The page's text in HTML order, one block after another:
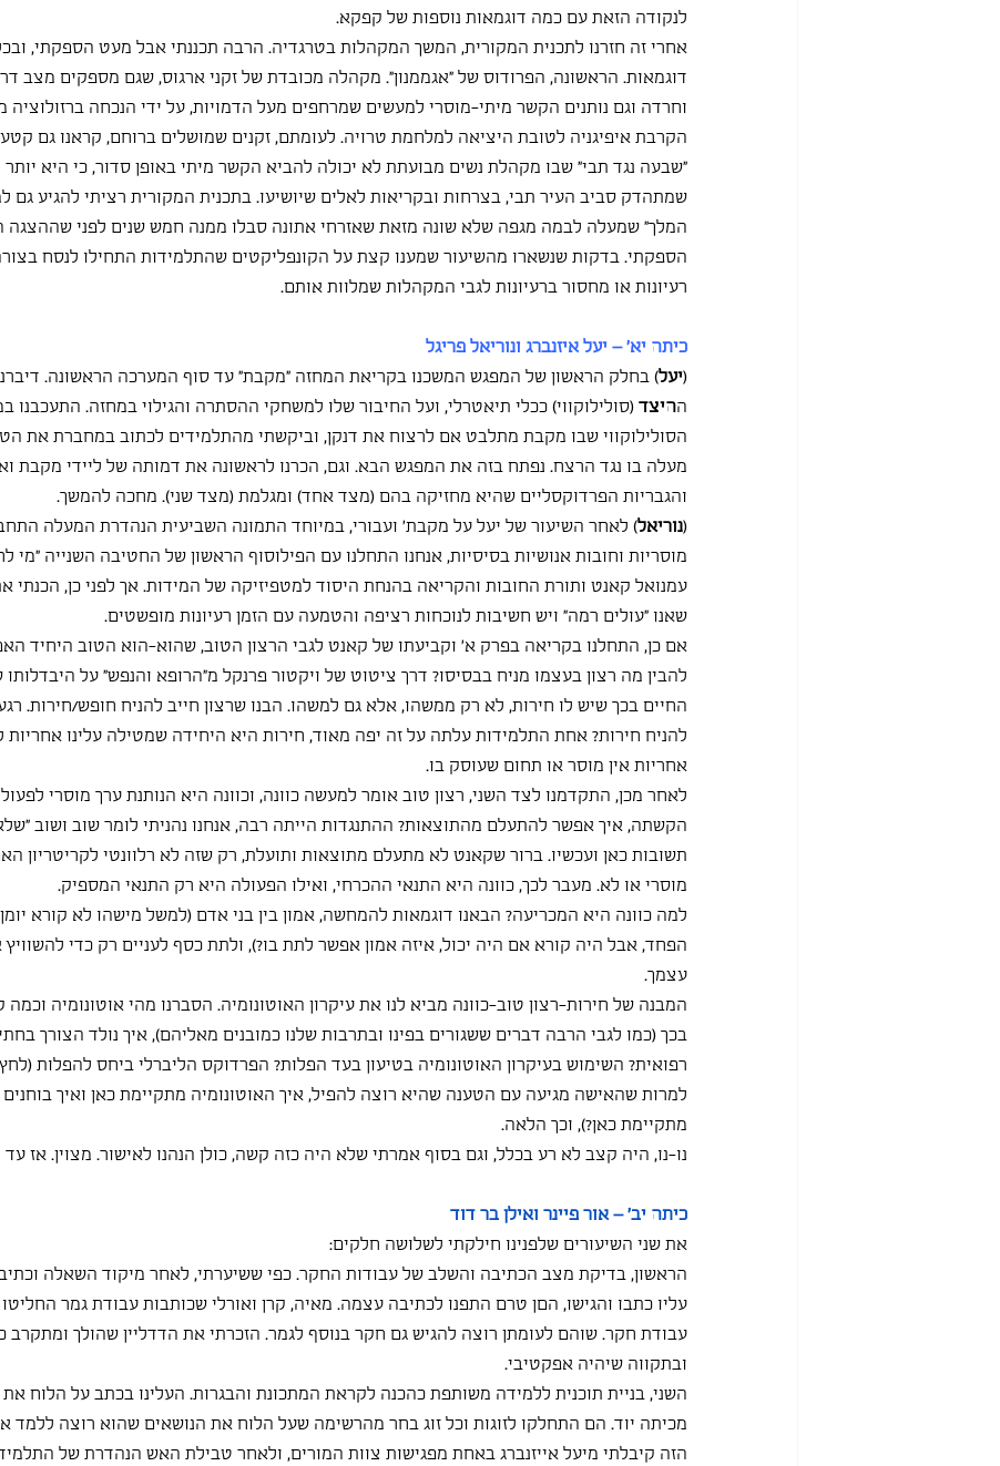
לנקודה הזאת עם כמה דוגמאות נוספות של קפקא.
אחרי זה חזרנו לתכנית המקורית, המשך המקהלות בטרגדיה. הרבה תכננתי אבל מעט הספקתי,
דוגמאות. הראשונה, הפרודוס של ״אגממנון״. מקהלה מכובדת של זקני ארגוס, שגם מספקים מצב
וחרדה וגם נותנים הקשר מיתי-מוסרי למעשים שמרחפים מעל הדמויות, על ידי הנכחה ברזולוציה
הקרבת איפיגניה לטובת היציאה למלחמת טרויה. לעומתם, זקנים שמושלים ברוחם, קראנו גם
״שבעה נגד תבי״ שבו מקהלת נשים מבועתת לא יכולה להביא הקשר מיתי באופן סדור, כי היא
שמתהדק סביב העיר תבי, בצרחות ובקריאות לאלים שיושיעו. בתכנית המקורית רציתי להגיע גם
המלך״ שמעלה לבמה מגפה שלא שונה מזאת שאזרחי אתונה סבלו ממנה חמש שנים לפני שההצגה
הספקתי. בדקות שנשארו מהשיעור שמענו קצת על הקונפליקטים שהתלמידות התחילו לנסח
רעיונות או מחסור ברעיונות לגבי המקהלות שמלוות אותם.
כיתה יא' – יעל איזנברג ונוריאל פריגל
(יעל) בחלק הראשון של המפגש המשכנו בקריאת המחזה "מקבת" עד סוף המערכה הראשונה.
ההיצד (סולילוקווי) ככלי תיאטרלי, ועל החיבור שלו למשחקי ההסתרה והגילוי במחזה. התעכבנו
הסולילוקווי שבו מקבת מתלבט אם לרצוח את דנקן, וביקשתי מהתלמידים לכתוב במחברת את
מעלה בו נגד הרצח. נפתח בזה את המפגש הבא. וגם, הכרנו לראשונה את דמותה של ליידי מקבת
והגבריות הפרדוקסליים שהיא מחזיקה בהם (מצד אחד) ומגלמת (מצד שני). מחכה להמשך.
(נוריאל) לאחר השיעור של יעל על מקבת' ועבורי, במיוחד התמונה השביעית הנהדרת המעלה
מוסריות וחובות אנושיות בסיסיות, אנחנו התחלנו עם הפילוסוף הראשון של החטיבה השנייה "מי
עמנואל קאנט ותורת החובות והקריאה בהנחת היסוד למטפיזיקה של המידות. אך לפני כן, הכנתי
שאנו "עולים רמה" ויש חשיבות לנוכחות רציפה והטמעה עם הזמן רעיונות מופשטים.
אם כן, התחלנו בקריאה בפרק א' וקביעתו של קאנט לגבי הרצון הטוב, שהוא-הוא הטוב היחיד
להבין מה רצון בעצמו מניח בבסיסו? דרך ציטוט של ויקטור פרנקל מ"הרופא והנפש" על
החיים בכך שיש לו חירות, לא רק ממשהו, אלא גם למשהו. הבנו שרצון חייב להניח חופש/חירות.
להניח חירות? אחת התלמידות עלתה על זה יפה מאוד, חירות היא היחידה שמטילה עלינו אחריות
אחריות אין מוסר או תחום שעוסק בו.
לאחר מכן, התקדמנו לצד השני, רצון טוב אומר למעשה כוונה, וכוונה היא הנותנת ערך מוסרי
הקשתה, איך אפשר להתעלם מהתוצאות? ההתנגדות הייתה רבה, אנחנו נהניתי לומר שוב ושוב
תשובות כאן ועכשיו. ברור שקאנט לא מתעלם מתוצאות ותועלת, רק שזה לא רלוונטי לקריטריון
מוסרי או לא. מעבר לכך, כוונה היא התנאי ההכרחי, ואילו הפעולה היא רק התנאי המספיק.
למה כוונה היא המכריעה? הבאנו דוגמאות להמחשה, אמון בין בני אדם (למשל מישהו לא קורא
הפחד, אבל היה קורא אם היה יכול, איזה אמון אפשר לתת בו?), ולתת כסף לעניים רק כדי
עצמך.
המבנה של חירות-רצון טוב-כוונה מביא לנו את עיקרון האוטונומיה. הסברנו מהי אוטונומיה
בכך (כמו לגבי הרבה דברים ששגורים בפינו ובתרבות שלנו כמובנים מאליהם), איך נולד הצורך
רפואית? השימוש בעיקרון האוטונומיה בטיעון בעד הפלות? הפרדוקס הליברלי ביחס להפלות
למרות שהאישה מגיעה עם הטענה שהיא רוצה להפיל, איך האוטונומיה מתקיימת כאן ואיך
מתקיימת כאן?), וכך הלאה.
נו-נו, היה קצב לא רע בכלל, וגם בסוף אמרתי שלא היה כזה קשה, כולן הנהנו לאישור. מצוין. אז
כיתה יב' – אור פיינר ואילן בר דוד
את שני השיעורים שלפנינו חילקתי לשלושה חלקים:
הראשון, בדיקת מצב הכתיבה והשלב של עבודות החקר. כפי ששיערתי, לאחר מיקוד השאלה
עליו כתבו והגישו, הםן טרם התפנו לכתיבה עצמה. מאיה, קרן ואורלי שכותבות עבודת גמר
עבודת חקר. שוהם לעומתן רוצה להגיש גם חקר בנוסף לגמר. הזכרתי את הדדליין שהולך ומתקרב
ובתקווה שיהיה אפקטיבי.
השני, בניית תוכנית ללמידה משותפת כהכנה לקראת המתכונת והבגרות. העלינו בכתב על הלוח
מכיתה יוד. הם התחלקו לזוגות וכל זוג בחר מהרשימה שעל הלוח את הנושאים שהוא רוצה ללמד
הזה קיבלתי מיעל אייזנברג באחת מפגישות צוות המורים, ולאחר טבילת האש הנהדרת של